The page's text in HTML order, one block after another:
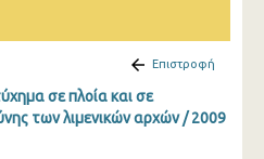
Επιστροφή
σε πλοία και σε
των λιμενικών αρχών / 2009